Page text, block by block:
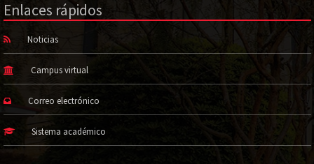
Enlaces rápidos
Noticias
Campus virtual
Correo electrónico
Sistema académico